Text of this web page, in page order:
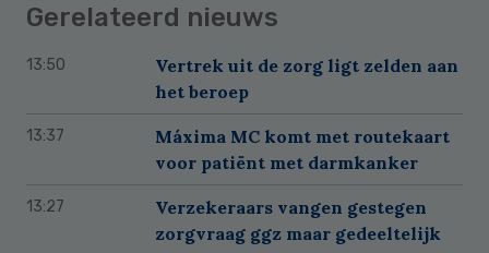
Gerelateerd nieuws
13:50
Vertrek uit de zorg ligt zelden aan
het beroep
13:37
Máxima MC komt met routekaart
voor patiënt met darmkanker
13:27
Verzekeraars vangen gestegen
zorgvraag ggz maar gedeeltelijk